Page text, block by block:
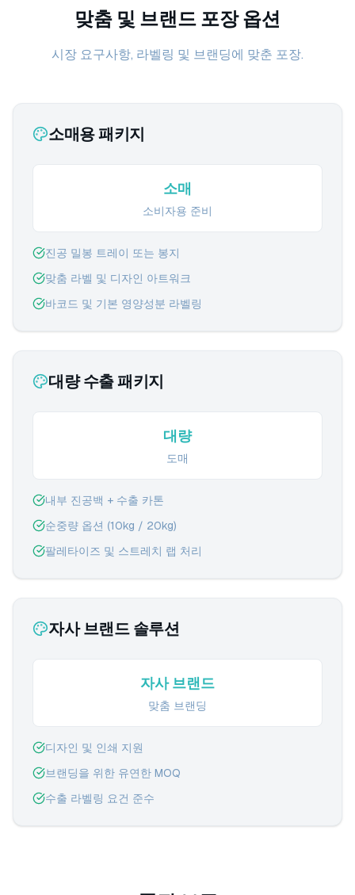
맞춤 및 브랜드 포장 옵션
시장 요구사항, 라벨링 및 브랜딩에 맞춘 포장.
소매용 패키지
소매
소비자용 준비
진공 밀봉 트레이 또는 봉지
맞춤 라벨 및 디자인 아트워크
바코드 및 기본 영양성분 라벨링
대량 수출 패키지
대량
도매
내부 진공백 + 수출 카톤
순중량 옵션 (10kg / 20kg)
팔레타이즈 및 스트레치 랩 처리
자사 브랜드 솔루션
자사 브랜드
맞춤 브랜딩
디자인 및 인쇄 지원
브랜딩을 위한 유연한 MOQ
수출 라벨링 요건 준수